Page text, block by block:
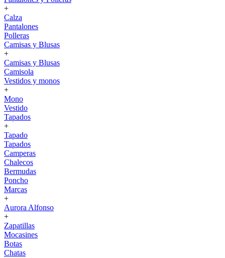
+
Calza
Pantalones
Polleras
Camisas y Blusas
+
Camisas y Blusas
Camisola
Vestidos y monos
+
Mono
Vestido
Tapados
+
Tapado
Tapados
Camperas
Chalecos
Bermudas
Poncho
Marcas
+
Aurora Alfonso
+
Zapatillas
Mocasines
Botas
Chatas